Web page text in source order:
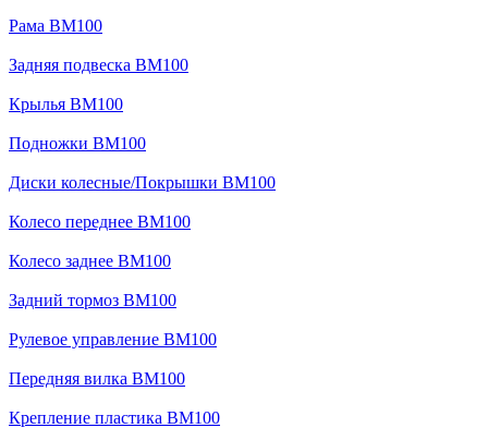
Рама BM100
Задняя подвеска BM100
Крылья BM100
Подножки BM100
Диски колесные/Покрышки BM100
Колесо переднее BM100
Колесо заднее BM100
Задний тормоз BM100
Рулевое управление BM100
Передняя вилка BM100
Крепление пластика BM100